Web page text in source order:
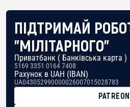
ПІДТРИМАЙ
"МІЛІТАРНОГО"
Приватбанк ( Банківська карта )
5169 3351 0164 7408
Рахунок в UAH (IBAN)
UA043052990000026007015028783
PATREON